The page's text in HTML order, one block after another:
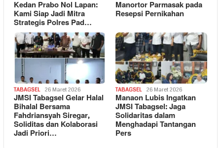
Kedan Prabo Nol Lapan:
Kami Siap Jadi Mitra
Strategis Polres Pad…
Manortor Parmasak pada
Resepsi Pernikahan
TABAGSEL 26 Maret 2026
JMSI Tabagsel Gelar Halal
Bihalal Bersama
Fahdriansyah Siregar,
Soliditas dan Kolaborasi
Jadi Priori…
TABAGSEL 26 Maret 2026
Manaon Lubis Ingatkan
JMSI Tabagsel: Jaga
Solidaritas dalam
Menghadapi Tantangan
Pers